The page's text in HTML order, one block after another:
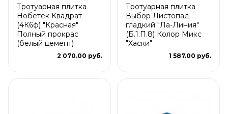
Тротуарная плитка
Нобетек Квадрат
(4К6ф) "Красная"
Полный прокрас
(белый цемент)
2 070.00 руб.
Тротуарная плитка
Выбор Листопад
гладкий "Ла-Линия"
(Б.1.П.8) Колор Микс
"Хаски"
1 587.00 руб.